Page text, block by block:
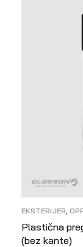
EKSTERIJER
Plastična
(bez kante)